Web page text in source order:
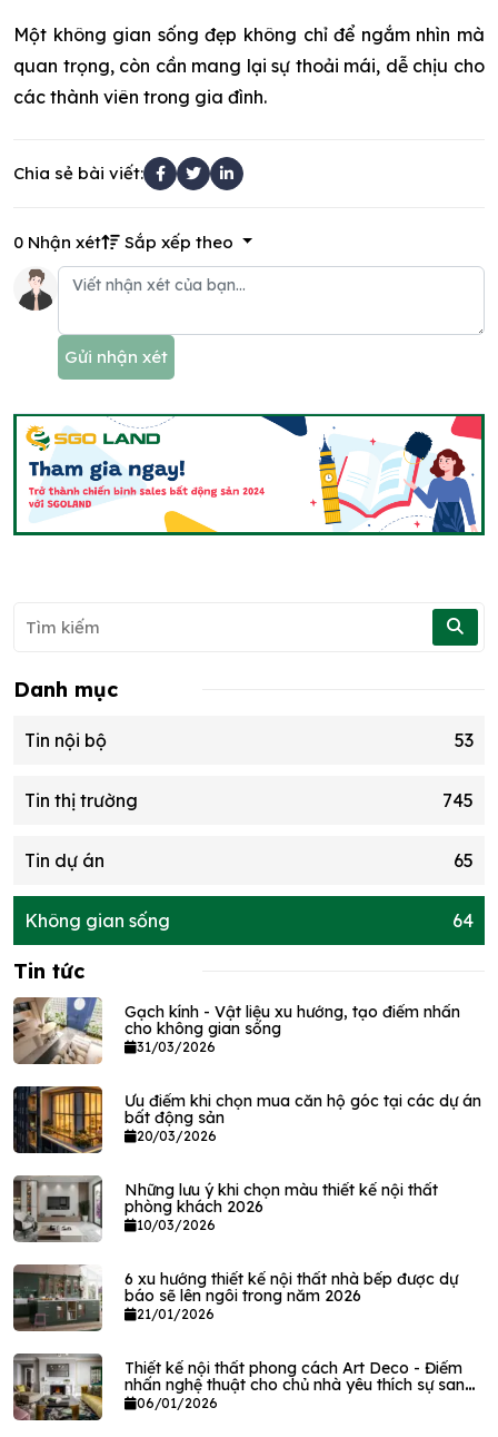
Một không gian sống đẹp không chỉ để ngắm nhìn mà
quan trọng, còn cần mang lại sự thoải mái, dễ chịu cho
các thành viên trong gia đình.
Chia sẻ bài viết:
0 Nhận xét Sắp xếp theo
Gửi nhận xét
Danh mục
Tin nội bộ 53
Tin thị trường 745
Tin dự án 65
Không gian sống 64
Tin tức
Gạch kính - Vật liệu xu hướng, tạo điểm nhấn
cho không gian sống
31/03/2026
Ưu điểm khi chọn mua căn hộ góc tại các dự án
bất động sản
20/03/2026
Những lưu ý khi chọn màu thiết kế nội thất
phòng khách 2026
10/03/2026
6 xu hướng thiết kế nội thất nhà bếp được dự
báo sẽ lên ngôi trong năm 2026
21/01/2026
Thiết kế nội thất phong cách Art Deco - Điểm
nhấn nghệ thuật cho chủ nhà yêu thích sự sang
trọng
06/01/2026